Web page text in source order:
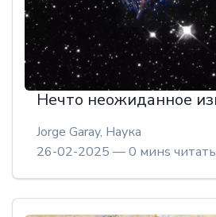
Jorge Garay, Наука
26-02-2025 — 0 минs читать